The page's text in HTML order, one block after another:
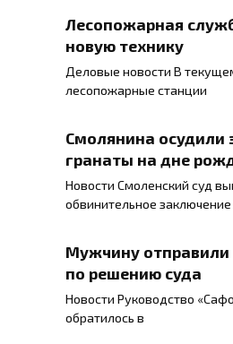
Лесопожарная
новую технику
Деловые новости В
лесопожарные станции
Смолянина осудили
гранаты на дне
Новости Смоленский суд
обвинительное заключение
Мужчину отправили
по решению суда
Новости Руководство
обратилось в